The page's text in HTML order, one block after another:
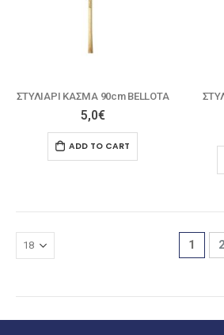
ΣΤΥΛΙΑΡΙ ΚΑΣΜΑ 90cm ΒELLOTA
5,0€
ADD TO CART
1 2